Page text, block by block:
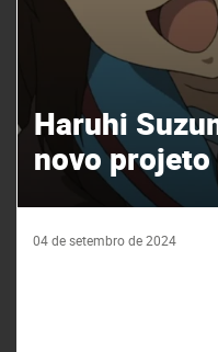
Haruhi
novo
04 de setembro de 2024